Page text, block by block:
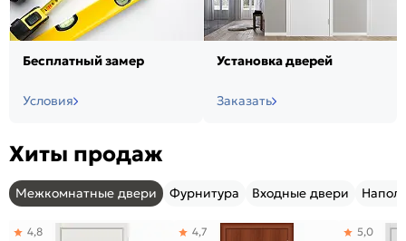
Бесплатный замер
Условия
Установка дверей
Заказать
Хиты продаж
Межкомнатные двери Фурнитура Входные двери
4,8 4,7 5,0